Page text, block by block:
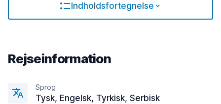
Indholdsfortegnelse
Rejseinformation
Sprog
Tysk, Engelsk, Tyrkisk, Serbisk